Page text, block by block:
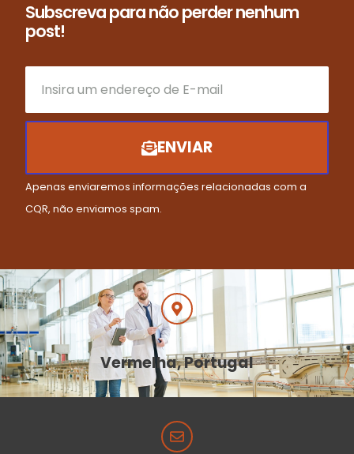
Subscreva para não perder nenhum
post!
ENVIAR
Apenas enviaremos informações relacionadas com a
CQR, não enviamos spam.
Vermelha, Portugal